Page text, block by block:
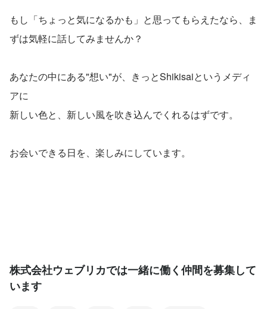
もし「ちょっと気になるかも」と思ってもらえたなら、ま
ずは気軽に話してみませんか？
あなたの中にある"想い"が、きっとShikisaiというメディ
アに
新しい色と、新しい風を吹き込んでくれるはずです。
お会いできる日を、楽しみにしています。
株式会社ウェブリカでは一緒に働く仲間を募集して
います